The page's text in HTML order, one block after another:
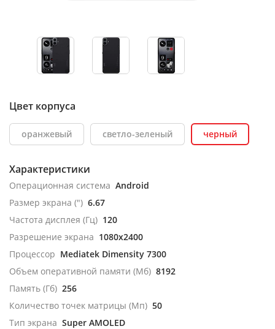
Цвет корпуса
оранжевый светло-зеленый черный
Характеристики
Операционная система Android
Размер экрана (") 6.67
Частота дисплея (Гц) 120
Разрешение экрана 1080x2400
Процессор Mediatek Dimensity 7300
Объем оперативной памяти (Мб) 8192
Память (Гб) 256
Количество точек матрицы (Мп) 50
Тип экрана Super AMOLED